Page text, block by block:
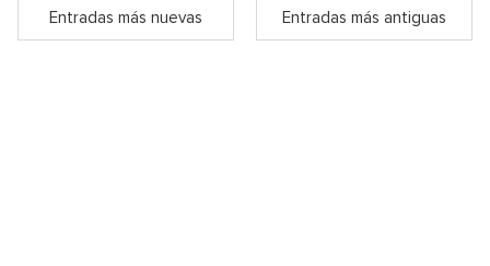
Entradas más nuevas Entradas más antiguas